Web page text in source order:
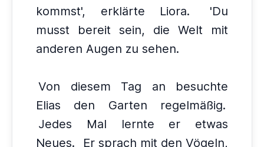
kommst', erklärte Liora.
'Du
musst bereit sein, die Welt mit
anderen Augen zu sehen.
Von diesem Tag an besuchte
Elias den Garten regelmäßig.
Jedes Mal lernte er etwas
Neues.
Er sprach mit den Vögeln,